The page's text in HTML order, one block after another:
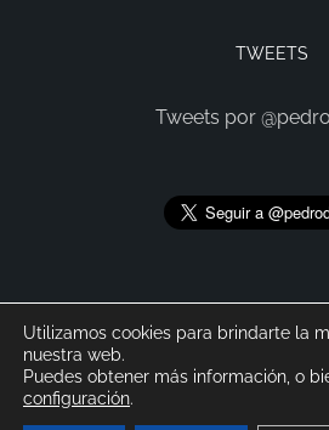
TWEETS
Tweets por
Utilizamos cookies para brindarte la
nuestra web.
Puedes obtener más información, o
configuración.